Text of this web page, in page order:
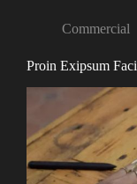
Commercial
Proin Exipsum